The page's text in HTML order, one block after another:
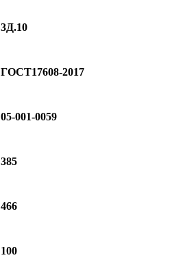
3Д.10
ГОСТ17608-2017
05-001-0059
385
466
100